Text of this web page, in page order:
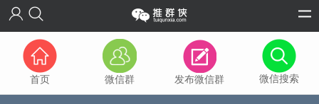
首页 微信群 发布微信群 微信搜索